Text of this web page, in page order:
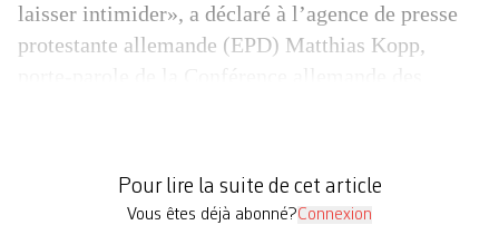
laisser intimider», a déclaré à l’agence de presse
protestante allemande (EPD) Matthias Kopp,
notre pays […]
Pour lire la suite de cet article
Vous êtes déjà abonné?Connexion